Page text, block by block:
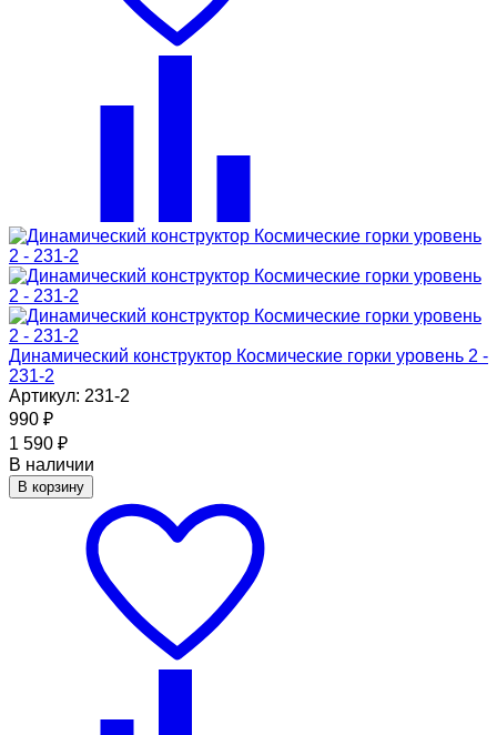
Динамический конструктор Космические горки уровень 2 -
231-2
Артикул: 231-2
990 ₽
1 590 ₽
В наличии
В корзину